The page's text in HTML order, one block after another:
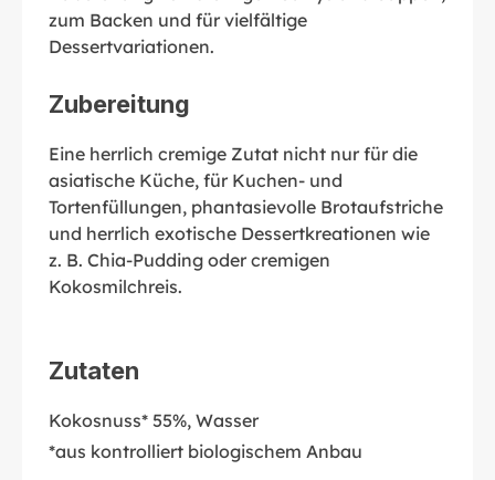
zum Backen und für vielfältige
Dessertvariationen.
Zubereitung
Eine herrlich cremige Zutat nicht nur für die
asiatische Küche, für Kuchen- und
Tortenfüllungen, phantasievolle Brotaufstriche
und herrlich exotische Dessertkreationen wie
z. B. Chia-Pudding oder cremigen
Kokosmilchreis.
Zutaten
Kokosnuss* 55%, Wasser
*aus kontrolliert biologischem Anbau